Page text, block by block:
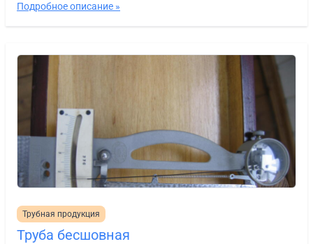
Подробное описание »
Трубная продукция
Труба бесшовная